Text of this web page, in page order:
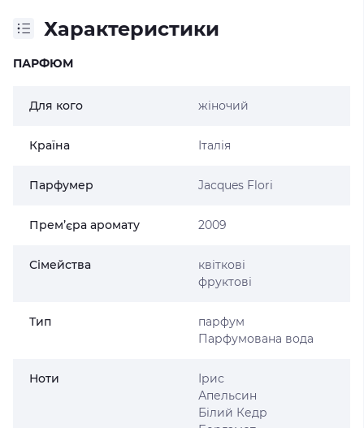
Характеристики
ПАРФЮМ
Для кого жіночий
Країна Італія
Парфумер Jacques Flori
Прем’єра аромату 2009
Сімейства
квіткові
фруктові
Тип
парфум
Парфумована вода
Ноти
Ірис
Апельсин
Білий Кедр